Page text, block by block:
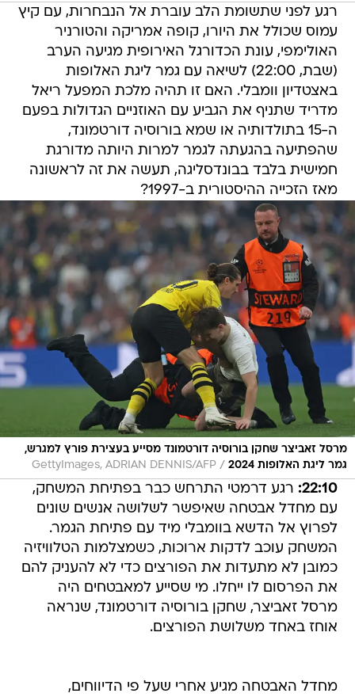
רגע לפני שתשומת הלב עוברת אל הנבחרות, עם קיץ
עמוס שכולל את היורו, קופה אמריקה והטורניר
האולימפי, עונת הכדורגל האירופית מגיעה הערב
(שבת, 22:00) לשיאה עם גמר ליגת האלופות
באצטדיון וומבלי. האם זו תהיה מלכת המפעל ריאל
מדריד שתניף את הגביע עם האוזניים הגדולות בפעם
ה-15 בתולדותיה או שמא בורוסיה דורטמונד,
שהפתיעה בהגעתה לגמר למרות היותה מדורגת
חמישית בלבד בבונדסליגה, תעשה את זה לראשונה
מאז הזכייה ההיסטורית ב-1997?
מרסל זאביצר שחקן בורוסיה דורטמונד מסייע בעצירת פורץ למגרש,
גמר ליגת האלופות 2024
/
GettyImages, ADRIAN DENNIS/AFP
22:10: רגע דרמטי התרחש כבר בפתיחת המשחק,
עם מחדל אבטחה שאיפשר לשלושה אנשים שונים
לפרוץ אל הדשא בוומבלי מיד עם פתיחת הגמר.
המשחק עוכב לדקות ארוכות, כשמצלמות הטלוויזיה
כמובן לא מתעדות את הפורצים כדי לא להעניק להם
את הפרסום לו ייחלו. מי שסייע למאבטחים היה
מרסל זאביצר, שחקן בורוסיה דורטמונד, שנראה
אוחז באחד משלושת הפורצים.
מחדל האבטחה מגיע אחרי שעל פי הדיווחים,